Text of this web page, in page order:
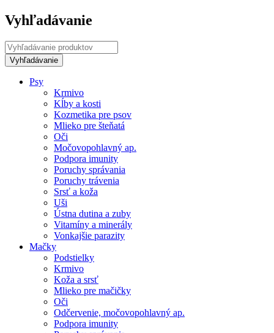
Vyhľadávanie
Psy
Krmivo
Kĺby a kosti
Kozmetika pre psov
Mlieko pre šteňatá
Oči
Močovopohlavný ap.
Podpora imunity
Poruchy správania
Poruchy trávenia
Srsť a koža
Uši
Ústna dutina a zuby
Vitamíny a minerály
Vonkajšie parazity
Mačky
Podstielky
Krmivo
Koža a srsť
Mlieko pre mačičky
Oči
Odčervenie, močovopohlavný ap.
Podpora imunity